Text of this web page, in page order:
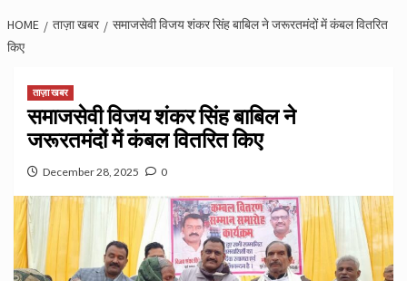
HOME ताज़ा खबर
समाजसेवी विजय शंकर सिंह बाबिल ने जरूरतमंदों में कंबल वितरित
किए
ताज़ा खबर
समाजसेवी विजय शंकर सिंह बाबिल ने
जरूरतमंदों में कंबल वितरित किए
December 28, 2025 0